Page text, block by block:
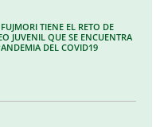
TIENE EL RETO DE
JUVENIL QUE SE ENCUENTRA
DEL COVID19